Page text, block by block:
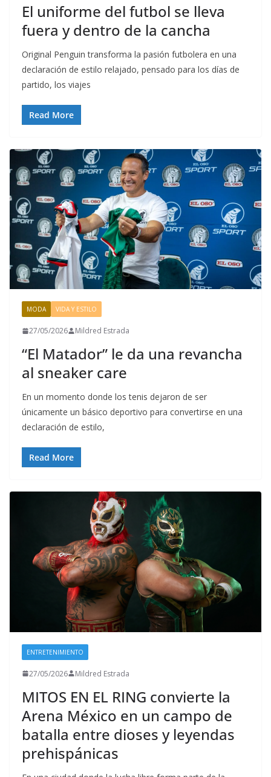
El uniforme del futbol se lleva
fuera y dentro de la cancha
Original Penguin transforma la pasión futbolera en una
declaración de estilo relajado, pensado para los días de
partido, los viajes
Read More
MODA VIDA Y ESTILO
27/05/2026 Mildred Estrada
“El Matador” le da una revancha
al sneaker care
En un momento donde los tenis dejaron de ser
únicamente un básico deportivo para convertirse en una
declaración de estilo,
Read More
ENTRETENIMIENTO
27/05/2026 Mildred Estrada
MITOS EN EL RING convierte la
Arena México en un campo de
batalla entre dioses y leyendas
prehispánicas